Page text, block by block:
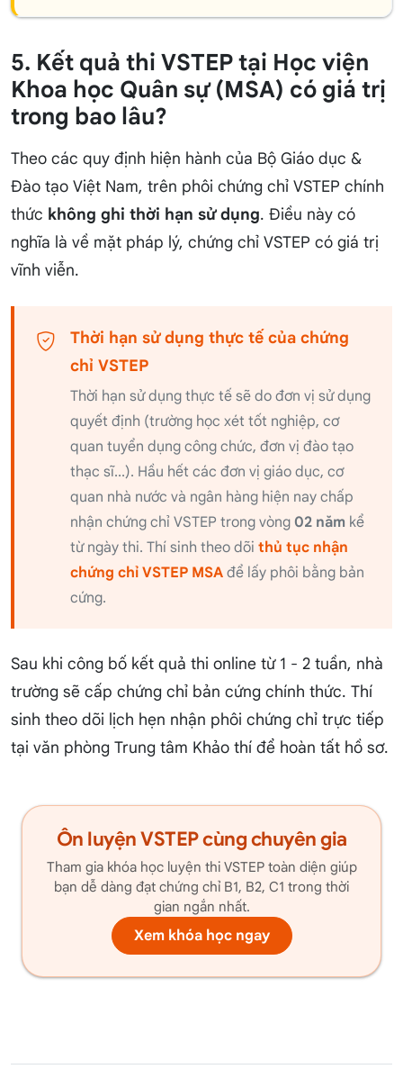
5. Kết quả thi VSTEP tại Học viện
Khoa học Quân sự (MSA) có giá trị
trong bao lâu?
Theo các quy định hiện hành của Bộ Giáo dục &
Đào tạo Việt Nam, trên phôi chứng chỉ VSTEP chính
thức không ghi thời hạn sử dụng. Điều này có
nghĩa là về mặt pháp lý, chứng chỉ VSTEP có giá trị
vĩnh viễn.
Thời hạn sử dụng thực tế của chứng
chỉ VSTEP
Thời hạn sử dụng thực tế sẽ do đơn vị sử dụng
quyết định (trường học xét tốt nghiệp, cơ
quan tuyển dụng công chức, đơn vị đào tạo
thạc sĩ...). Hầu hết các đơn vị giáo dục, cơ
quan nhà nước và ngân hàng hiện nay chấp
nhận chứng chỉ VSTEP trong vòng 02 năm kể
từ ngày thi. Thí sinh theo dõi thủ tục nhận
chứng chỉ VSTEP MSA để lấy phôi bằng bản
cứng.
Sau khi công bố kết quả thi online từ 1 - 2 tuần, nhà
trường sẽ cấp chứng chỉ bản cứng chính thức. Thí
sinh theo dõi lịch hẹn nhận phôi chứng chỉ trực tiếp
tại văn phòng Trung tâm Khảo thí để hoàn tất hồ sơ.
Ôn luyện VSTEP cùng chuyên gia
Tham gia khóa học luyện thi VSTEP toàn diện giúp
bạn dễ dàng đạt chứng chỉ B1, B2, C1 trong thời
gian ngắn nhất.
Xem khóa học ngay